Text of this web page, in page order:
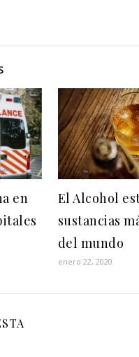
en
El Alcohol
sustancias
del mundo
enero 22, 2020